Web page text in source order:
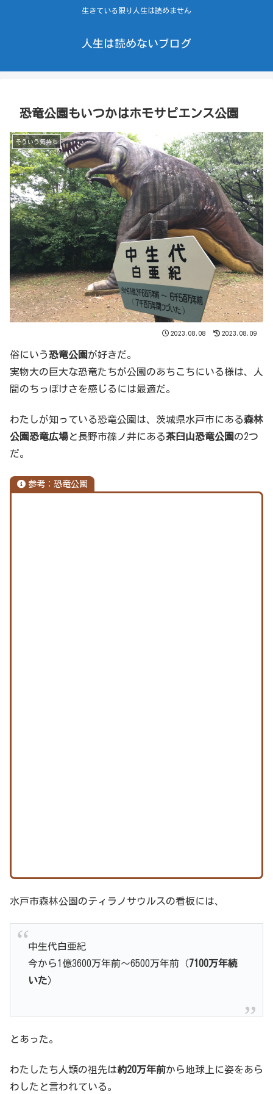
生きている限り人生は読めません
人生は読めないブログ
恐竜公園もいつかはホモサピエンス公園
そういう気持ち
2023.08.08 2023.08.09
俗にいう恐竜公園が好きだ。
実物大の巨大な恐竜たちが公園のあちこちにいる様は、人
間のちっぽけさを感じるには最適だ。
わたしが知っている恐竜公園は、茨城県水戸市にある森林
公園恐竜広場と長野市篠ノ井にある茶臼山恐竜公園の2つ
だ。
参考：恐竜公園
水戸市森林公園のティラノサウルスの看板には、
中生代白亜紀
今から1億3600万年前～6500万年前（7100万年続
いた）
とあった。
わたしたち人類の祖先は約20万年前から地球上に姿をあら
わしたと言われている。